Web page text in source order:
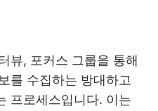
뷰, 포커스 그룹을 통해
를 수집하는 방대하고
프로세스입니다. 이는